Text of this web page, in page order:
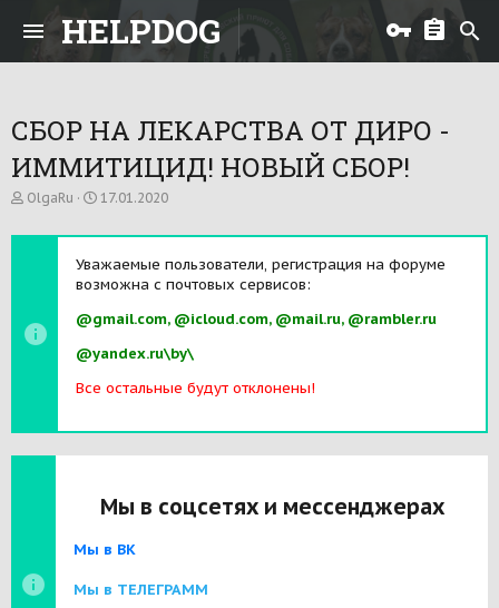
HELPDOG
СБОР НА ЛЕКАРСТВА ОТ ДИРО -
ИММИТИЦИД! НОВЫЙ СБОР!
А
т
м
ы
OlgaRu
Д
т
н
а
а
а
17.01.2020
Уважаемые пользователи, регистрация на форуме
возможна с почтовых сервисов:
@gmail.com, @icloud.com, @mail.ru, @rambler.ru
@yandex.ru\by\
Все остальные будут отклонены!
Мы в соцсетях и мессенджерах
Мы в ВК
Мы в ТЕЛЕГРАММ